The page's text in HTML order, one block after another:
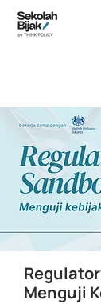
Menguji